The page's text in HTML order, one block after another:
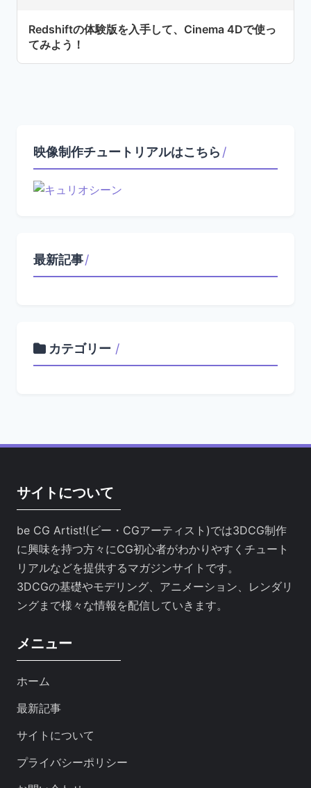
Redshiftの体験版を入手して、Cinema 4Dで使っ
てみよう！
映像制作チュートリアルはこちら /
最新記事/
カテゴリー /
サイトについて
be CG Artist!(ビー・CGアーティスト)では3DCG制作
に興味を持つ方々にCG初心者がわかりやすくチュート
リアルなどを提供するマガジンサイトです。
3DCGの基礎やモデリング、アニメーション、レンダリ
ングまで様々な情報を配信していきます。
メニュー
ホーム
最新記事
サイトについて
プライバシーポリシー